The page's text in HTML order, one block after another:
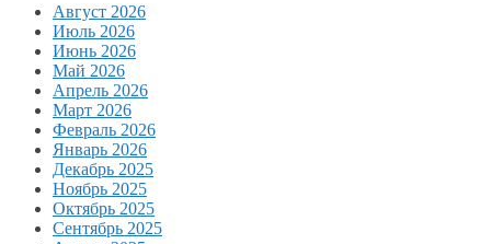
Август 2026
Июль 2026
Июнь 2026
Май 2026
Апрель 2026
Март 2026
Февраль 2026
Январь 2026
Декабрь 2025
Ноябрь 2025
Октябрь 2025
Сентябрь 2025